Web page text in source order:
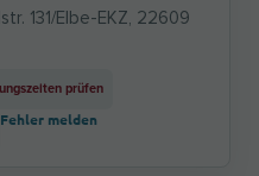
131/Elbe-EKZ, 22609
prüfen
Fehler melden